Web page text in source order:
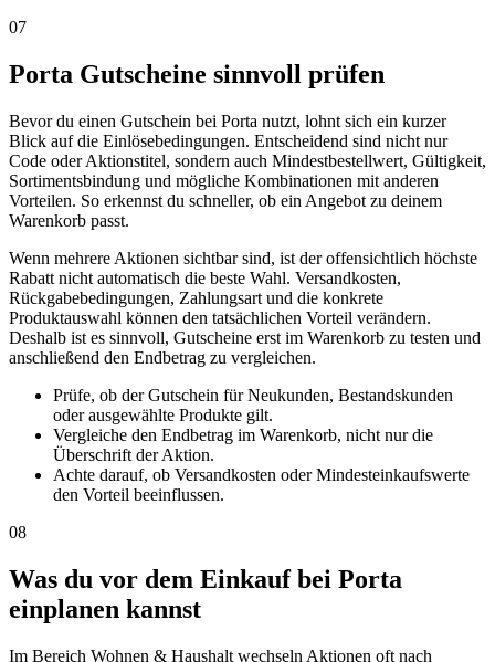
07
Porta Gutscheine sinnvoll prüfen
Bevor du einen Gutschein bei Porta nutzt, lohnt sich ein kurzer
Blick auf die Einlösebedingungen. Entscheidend sind nicht nur
Code oder Aktionstitel, sondern auch Mindestbestellwert, Gültigkeit,
Sortimentsbindung und mögliche Kombinationen mit anderen
Vorteilen. So erkennst du schneller, ob ein Angebot zu deinem
Warenkorb passt.
Wenn mehrere Aktionen sichtbar sind, ist der offensichtlich höchste
Rabatt nicht automatisch die beste Wahl. Versandkosten,
Rückgabebedingungen, Zahlungsart und die konkrete
Produktauswahl können den tatsächlichen Vorteil verändern.
Deshalb ist es sinnvoll, Gutscheine erst im Warenkorb zu testen und
anschließend den Endbetrag zu vergleichen.
Prüfe, ob der Gutschein für Neukunden, Bestandskunden
oder ausgewählte Produkte gilt.
Vergleiche den Endbetrag im Warenkorb, nicht nur die
Überschrift der Aktion.
Achte darauf, ob Versandkosten oder Mindesteinkaufswerte
den Vorteil beeinflussen.
08
Was du vor dem Einkauf bei Porta
einplanen kannst
Im Bereich Wohnen & Haushalt wechseln Aktionen oft nach